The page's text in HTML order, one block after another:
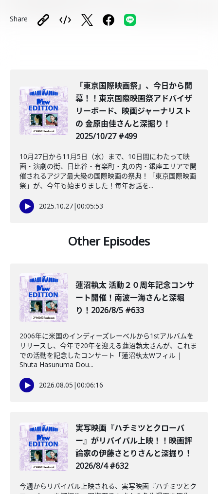
Share
「東京国際映画祭」、今日から開
幕！！東京国際映画祭アドバイザ
リーボード、映画ジャーナリスト
の 金原由佳さんと深掘り！
2025/10/27 #499
10月27日から11月5日（水）まで、10日間にわたって映
画・演劇の街、日比谷・有楽町・丸の内・銀座エリアで開
催されるアジア最大級の国際映画の祭典！「東京国際映画
祭」が、今年も始まりました！毎年お話を...
2025.10.27|00:05:53
Other Episodes
蓮沼執太 活動２０周年記念コンサ
ート開催！南波一海さんと深堀
り！2026/8/5 #633
2006年に米国のインディーズレーベルから1stアルバムを
リリースし、今年で20年を迎える蓮沼執太さんが、これま
での活動を記念したコンサート「蓮沼執太Wフィル |
Shuta Hasunuma Dou...
2026.08.05 |00:06:16
️実写映画『ハチミツとクローバ
ー』がリバイバル上映！！映画評
論家の伊藤さとりさんと深掘り！
2026/8/4 #632
今週からリバイバル上映される、実写映画『ハチミツとク